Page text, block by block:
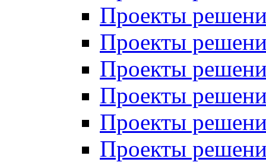
Проекты
Проекты
Проекты
Проекты
Проекты
Проекты